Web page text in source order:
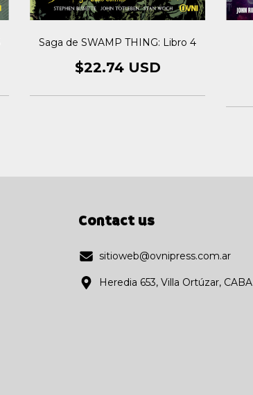
Saga de SWAMP THING: Libro 4
$22.74 USD
Contact us
sitioweb@ovnipress.com.ar
Heredia 653, Villa Ortúzar, CABA